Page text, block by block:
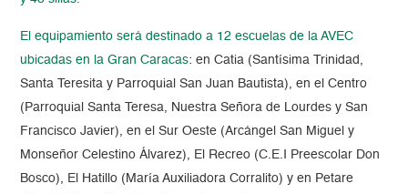
El equipamiento será destinado a 12 escuelas de la AVEC
ubicadas en la Gran Caracas: en Catia (Santísima Trinidad,
Santa Teresita y Parroquial San Juan Bautista), en el Centro
(Parroquial Santa Teresa, Nuestra Señora de Lourdes y San
Francisco Javier), en el Sur Oeste (Arcángel San Miguel y
Monseñor Celestino Álvarez), El Recreo (C.E.I Preescolar Don
Bosco), El Hatillo (María Auxiliadora Corralito) y en Petare